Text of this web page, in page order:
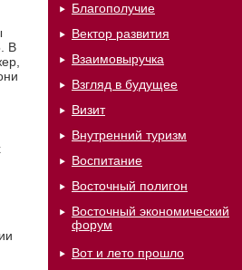
В
Благополучие
Вектор развития
Взаимовыручка
Взгляд в будущее
Визит
Внутренний туризм
Воспитание
Восточный полигон
Восточный экономический
форум
Вот и лето прошло